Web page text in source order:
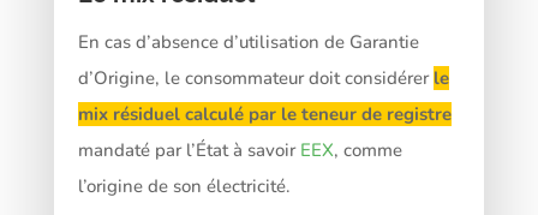
En cas d’absence d’utilisation de Garantie
d’Origine, le consommateur doit considérer le
mix résiduel calculé par le teneur de registre
mandaté par l’État à savoir EEX, comme
l’origine de son électricité.